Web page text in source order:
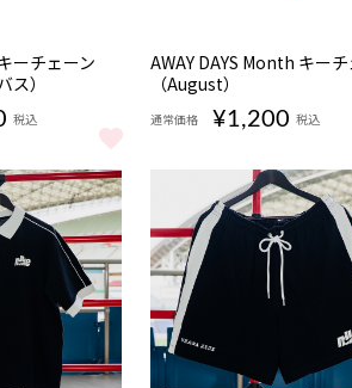
と見る
ーチェーン
ス）
税込
キーチェーン（26-27／チームバス） をもっと
NEW
AWAY DAYS Month キー
（August）
通常価格 ¥1,200 税込
AWAY DAYS Month キー